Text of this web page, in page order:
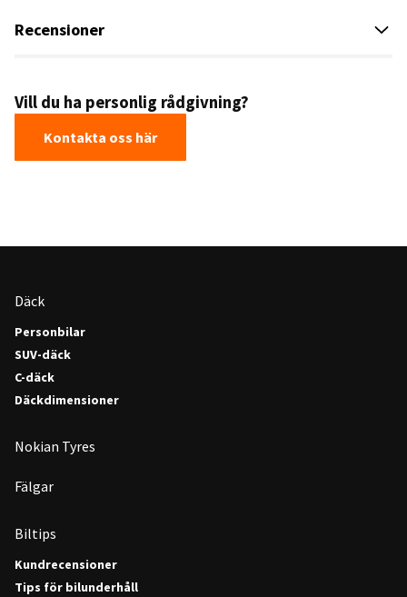
Recensioner
Vill du ha personlig rådgivning?
Kontakta oss här
Däck
Personbilar
SUV-däck
C-däck
Däckdimensioner
Nokian Tyres
Fälgar
Biltips
Kundrecensioner
Tips för bilunderhåll